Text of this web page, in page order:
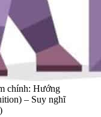
chính: Hướng
– Suy nghĩ